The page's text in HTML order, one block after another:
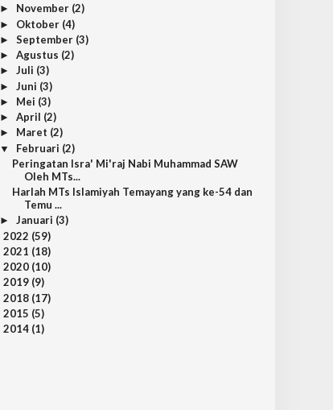
► November (2)
► Oktober (4)
► September (3)
► Agustus (2)
► Juli (3)
► Juni (3)
► Mei (3)
► April (2)
► Maret (2)
▼ Februari (2)
Peringatan Isra' Mi'raj Nabi Muhammad SAW
Oleh MTs...
Harlah MTs Islamiyah Temayang yang ke-54 dan
Temu ...
► Januari (3)
2022 (59)
2021 (18)
2020 (10)
2019 (9)
2018 (17)
2015 (5)
2014 (1)